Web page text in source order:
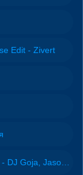
Edit - Zivert